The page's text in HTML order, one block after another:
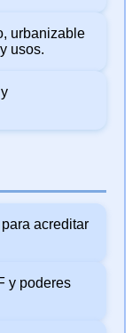
urbanizable
usos.
acreditar
y poderes